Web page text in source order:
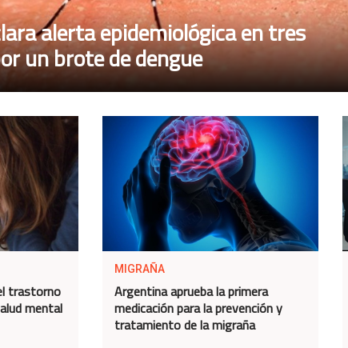
alerta epidemiológica en tres
un brote de dengue
trastorno
mental
MIGRAÑA
Argentina aprueba la primera
medicación para la prevención y
tratamiento de la migraña